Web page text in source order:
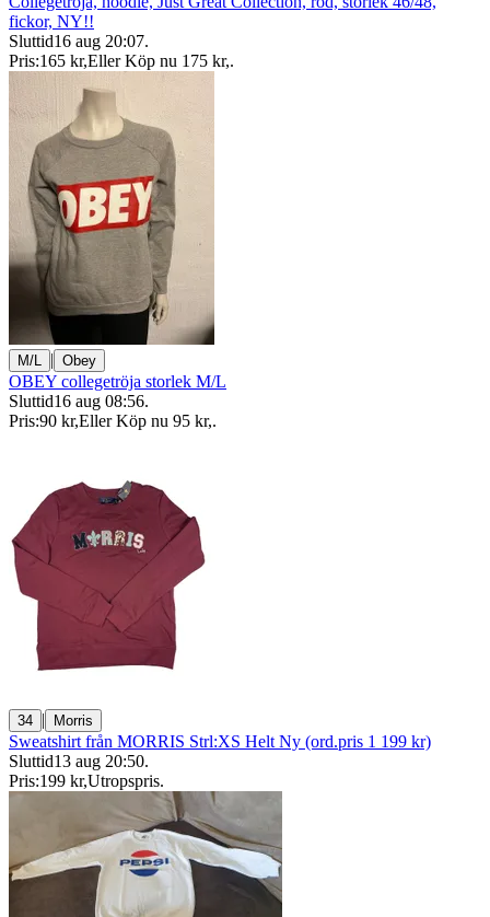
fickor, NY!!
Sluttid16 aug 20:07.
Pris:165 kr,Eller Köp nu 175 kr,.
M/L | Obey
OBEY collegetröja storlek M/L
Sluttid16 aug 08:56.
Pris:90 kr,Eller Köp nu 95 kr,.
34 | Morris
Sweatshirt från MORRIS Strl:XS Helt Ny (ord.pris 1 199 kr)
Sluttid13 aug 20:50.
Pris:199 kr,Utropspris.